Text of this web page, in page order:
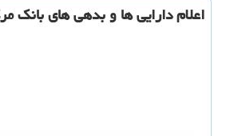
اعلام دارایی ها و بدهی های بانك